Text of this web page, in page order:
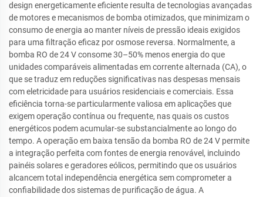
design energeticamente eficiente resulta de tecnologias avançadas
de motores e mecanismos de bomba otimizados, que minimizam o
consumo de energia ao manter níveis de pressão ideais exigidos
para uma filtração eficaz por osmose reversa. Normalmente, a
bomba RO de 24 V consome 30–50% menos energia do que
unidades comparáveis alimentadas em corrente alternada (CA), o
que se traduz em reduções significativas nas despesas mensais
com eletricidade para usuários residenciais e comerciais. Essa
eficiência torna-se particularmente valiosa em aplicações que
exigem operação contínua ou frequente, nas quais os custos
energéticos podem acumular-se substancialmente ao longo do
tempo. A operação em baixa tensão da bomba RO de 24 V permite
a integração perfeita com fontes de energia renovável, incluindo
painéis solares e geradores eólicos, permitindo que os usuários
alcancem total independência energética sem comprometer a
confiabilidade dos sistemas de purificação de água. A